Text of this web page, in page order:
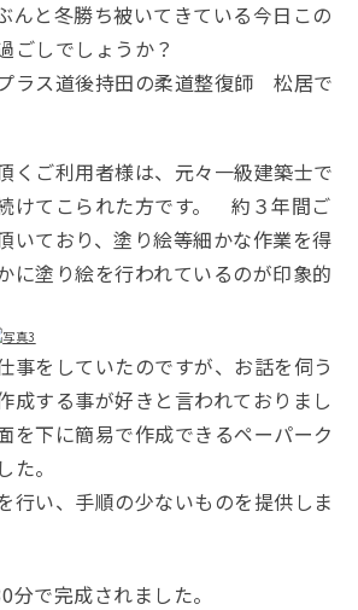
リクルート
お問い合わせ
んと冬勝ち被いてきている今日この
ごしでしょうか？
ラス道後持田の柔道整復師 松居で
くご利用者様は、元々一級建築士で
けてこられた方です。 約３年間ご
いており、塗り絵等細かな作業を得
に塗り絵を行われているのが印象的
事をしていたのですが、お話を伺う
成する事が好きと言われておりまし
を下に簡易で作成できるペーパーク
。
行い、手順の少ないものを提供しま
で完成されました。